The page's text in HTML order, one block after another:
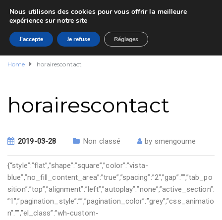
Home horairescontact
horairescontact
2019-03-28 Non classé by smengoume
{“style”:”flat”,”shape”:”square”,”color”:”vista-
blue”,”no_fill_content_area”:”true”,”spacing”:”2″,”gap”:””,”tab_po
sition”:”top”,”alignment”:”left”,”autoplay”:”none”,”active_section”:
”1″,”pagination_style”:””,”pagination_color”:”grey”,”css_animatio
n”:””,”el_class”:”wh-custom-
Nous utilisons des cookies pour vous offrir la meilleure
expérience sur notre site
J'accepte Je refuse Réglages